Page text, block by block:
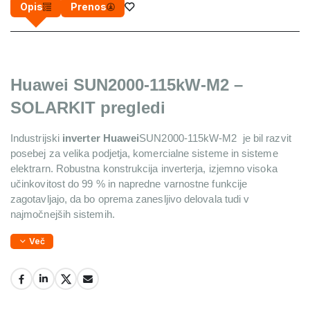
Opis Prenos
Huawei SUN2000-115kW-M2 –
SOLARKIT pregledi
Industrijski inverter HuaweiSUN2000-115kW-M2
je bil razvit
posebej za velika podjetja, komercialne sisteme in sisteme
elektrarn. Robustna konstrukcija inverterja, izjemno visoka
učinkovitost do 99 % in napredne varnostne funkcije
zagotavljajo, da bo oprema zanesljivo delovala tudi v
najmočnejših sistemih.
Več